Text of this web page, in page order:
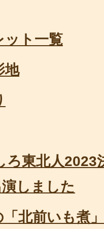
ット一覧
地
ろ東北人2023
しました
北前いも煮